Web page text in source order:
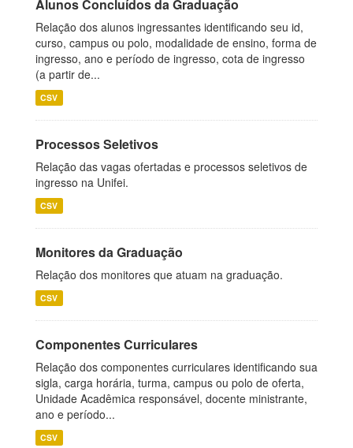
Alunos Concluídos da Graduação
Relação dos alunos ingressantes identificando seu id,
curso, campus ou polo, modalidade de ensino, forma de
ingresso, ano e período de ingresso, cota de ingresso
(a partir de...
CSV
Processos Seletivos
Relação das vagas ofertadas e processos seletivos de
ingresso na Unifei.
CSV
Monitores da Graduação
Relação dos monitores que atuam na graduação.
CSV
Componentes Curriculares
Relação dos componentes curriculares identificando sua
sigla, carga horária, turma, campus ou polo de oferta,
Unidade Acadêmica responsável, docente ministrante,
ano e período...
CSV